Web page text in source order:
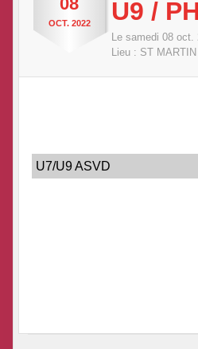
OCT. 2022 U9 /
Le samedi 08 oct.
Lieu : ST MARTIN
U7/U9 ASVD